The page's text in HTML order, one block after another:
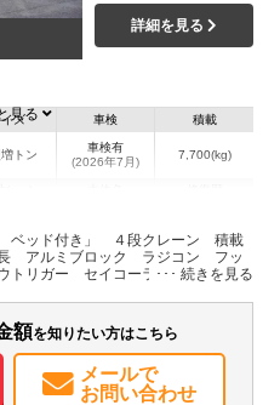
詳細を見る
イズ
トン
車検
車検有
(2026年7月)
積載
7,700(kg)
ABS エアバッグ
集中ドアロック
見る
ッド付き」 ４段クレーン 積載
アルミブロック ラジコン フッ
トリガー セイコーラック 坂道発
テンレス工具箱 敷板入れ 輪止
ーヒーター
額を知りたい方はこちら
メールで
お問い合わせ